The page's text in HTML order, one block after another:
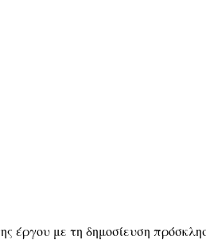
έργου με τη δημοσίευση